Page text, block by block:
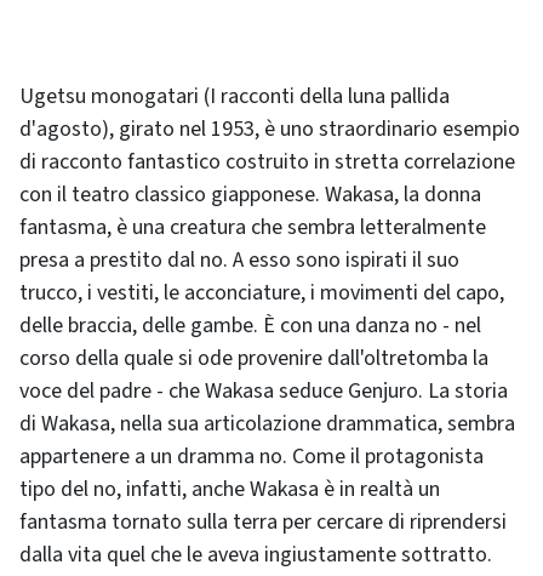
Ugetsu monogatari (I racconti della luna pallida
d'agosto), girato nel 1953, è uno straordinario esempio
di racconto fantastico costruito in stretta correlazione
con il teatro classico giapponese. Wakasa, la donna
fantasma, è una creatura che sembra letteralmente
presa a prestito dal no. A esso sono ispirati il suo
trucco, i vestiti, le acconciature, i movimenti del capo,
delle braccia, delle gambe. È con una danza no - nel
corso della quale si ode provenire dall'oltretomba la
voce del padre - che Wakasa seduce Genjuro. La storia
di Wakasa, nella sua articolazione drammatica, sembra
appartenere a un dramma no. Come il protagonista
tipo del no, infatti, anche Wakasa è in realtà un
fantasma tornato sulla terra per cercare di riprendersi
dalla vita quel che le aveva ingiustamente sottratto.